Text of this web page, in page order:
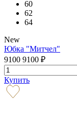
60
62
64
New
Юбка "Митчел"
9100 9100 ₽
Купить